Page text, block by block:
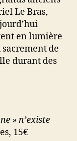
Le Bras,
en lumière
de
durant des
» n’existe
15€